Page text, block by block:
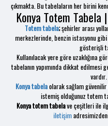
çıkmakta. Bu tabelaların her birini
Konya Totem Tabela
Totem tabela;şehirler arası
merkezlerinde, benzin istasyonu
gösterişli
Kullanılacak yere göre uzaklığına
tabelanın yapımında dikkat edilmesi
Konya tabelaolarak sağlam güvenilir
istemiş olduğunuz totem
Konya totem tabelave çeşitleri ile
iletişim